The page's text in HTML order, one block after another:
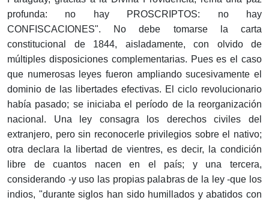
profunda: no hay PROSCRIPTOS: no hay
CONFISCACIONES". No debe tomarse la carta
constitucional de 1844, aisladamente, con olvido de
múltiples disposiciones complementarias. Pues es el caso
que numerosas leyes fueron ampliando sucesivamente el
dominio de las libertades efectivas. El ciclo revolucionario
había pasado; se iniciaba el período de la reorganización
nacional. Una ley consagra los derechos civiles del
extranjero, pero sin reconocerle privilegios sobre el nativo;
otra declara la libertad de vientres, es decir, la condición
libre de cuantos nacen en el país; y una tercera,
considerando -y uso las propias palabras de la ley -que los
indios, "durante siglos han sido humillados y abatidos con